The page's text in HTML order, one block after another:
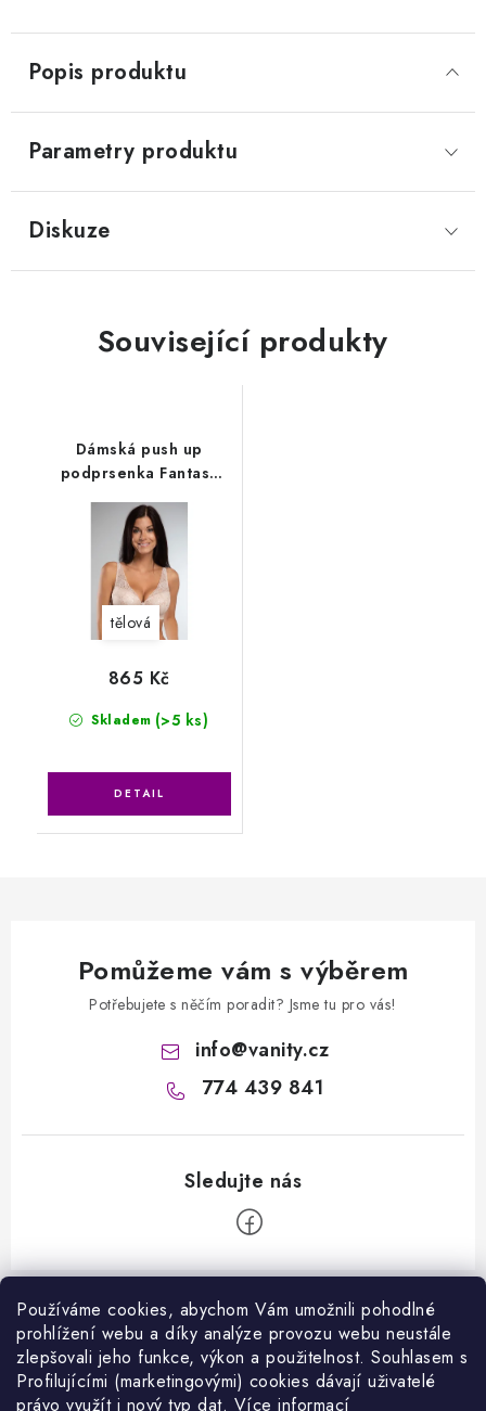
Používáme cookies, abychom Vám umožnili pohodlné
prohlížení webu a díky analýze provozu webu neustále
zlepšovali jeho funkce, výkon a použitelnost. Souhlasem s
Profilujícími (marketingovými) cookies dávají uživatelé
právo využít i nový typ dat. Více informací
Popis produktu
Parametry produktu
Diskuze
Související produkty
Dámská push up
podprsenka Fantasy
2760
tělová
Skladem (>5 ks)
865 Kč
Pomůžeme vám s výběrem
Potřebujete s něčím poradit? Jsme tu pro vás!
info@vanity.cz
774 439 841
Z
Informace pro vás
Kontakty
Facebook